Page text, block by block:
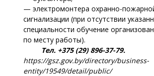
— электромонтера охранно-
сигнализации (при отсутствии
специальности обучение
по месту работы).
Тел. +375 (29) 896-37-79.
https://gsz.gov.by/directory/business-
entity/19549/detail/public/